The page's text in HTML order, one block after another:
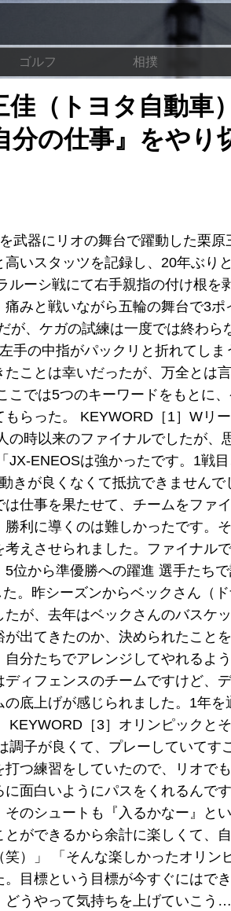
ゴルフ 相撲
佳（トヨタ自動車
の仕事』をやり
武器にリオの舞台で躍動した栗
いスタッツを記録し、20年ぶり
ーシ戦にて右手親指の付け根を
みと戦いながら五輪の舞台で3
、ケガの試練は一度では終わら
手の中指がパックリと折れてし
ことは幸いだったが、万全とは
では5つのキーワードをもとに
らった。 KEYWORD［1］Wリ
時以来のファイナルでしたが、
ENEOSは強かったです。1戦
きが良くなくて抵抗できません
仕事を果たせて、チームをファ
利に導くのは難しかったです。
えさせられました。ファイナル
位から準優勝への躍進 選手たち
。昨シーズンからベックさん（
が、去年はベックさんのバスケ
出てきたのか、決められたこと
分たちでアレンジしてやれるよ
ィフェンスのチームですけど、
底上げが感じられました。1年を
［3］オリンピックと
子が良くて、プレーしていてす
つ練習をしていたので、リオで
面白いようにパスをくれるんで
のシュートも『入るかなー』と
ができるから余計に楽しくて、
）」 「そんな楽しかったオリン
目標という目標が今すぐにはで
どうやって気持ちを上げていこ